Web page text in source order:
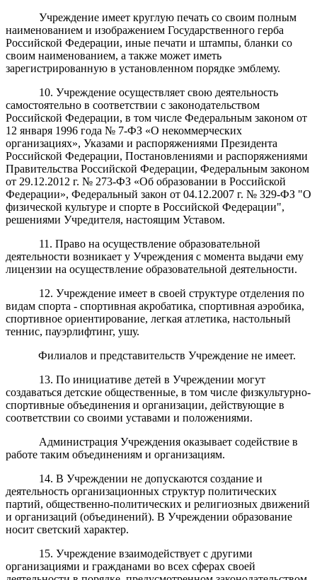
Учреждение имеет круглую печать со своим полным
наименованием и изображением Государственного герба
Российской Федерации, иные печати и штампы, бланки со
своим наименованием, а также может иметь
зарегистрированную в установленном порядке эмблему.
10. Учреждение осуществляет свою деятельность
самостоятельно в соответствии с законодательством
Российской Федерации, в том числе Федеральным законом от
12 января 1996 года № 7-ФЗ «О некоммерческих
организациях», Указами и распоряжениями Президента
Российской Федерации, Постановлениями и распоряжениями
Правительства Российской Федерации, Федеральным законом
от 29.12.2012 г. № 273-ФЗ «Об образовании в Российской
Федерации», Федеральный закон от 04.12.2007 г. № 329-ФЗ "О
физической культуре и спорте в Российской Федерации",
решениями Учредителя, настоящим Уставом.
11. Право на осуществление образовательной
деятельности возникает у Учреждения с момента выдачи ему
лицензии на осуществление образовательной деятельности.
12. Учреждение имеет в своей структуре отделения по
видам спорта - спортивная акробатика, спортивная аэробика,
спортивное ориентирование, легкая атлетика, настольный
теннис, пауэрлифтинг, ушу.
Филиалов и представительствУчреждениене имеет.
13. По инициативе детей в Учреждении могут
создаваться детские общественные, в том числе физкультурно-
спортивные объединения и организации, действующие в
соответствии со своими уставами и положениями.
Администрация Учреждения оказывает содействие в
работе таким объединениям и организациям.
14. В Учреждении не допускаются создание и
деятельность организационных структур политических
партий, общественно-политических и религиозных движений
и организаций (объединений). В Учреждении образование
носит светский характер.
15. Учреждение взаимодействует с другими
организациями и гражданами во всех сферах своей